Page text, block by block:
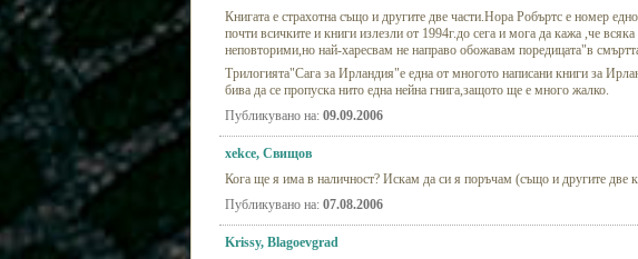
Книгата е страхотна също и другите две части.Нора Робъртс е номер
почти всичките и книги излезли от 1994г.до сега и мога да кажа ,че
неповторими,но най-харесвам не направо обожавам поредицата"в
Трилогията"Сага за Ирландия"е една от многото написани книги за
бива да се пропуска нито една нейна гнига,защото ще е много жалко.
Публикувано на: 09.09.2006
xekce, Свищов
Кога ще я има в наличност? Искам да си я поръчам (също и другите две
Публикувано на: 07.08.2006
Krissy, Blagoevgrad